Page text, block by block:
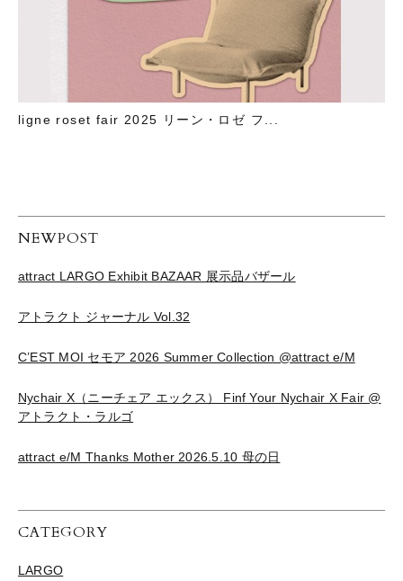
ligne roset fair 2025 リーン・ロゼ フ...
NEWPOST
attract LARGO Exhibit BAZAAR 展示品バザール
アトラクト ジャーナル Vol.32
C’EST MOI セモア 2026 Summer Collection @attract e/M
Nychair X（ニーチェア エックス） Finf Your Nychair X Fair @
アトラクト・ラルゴ
attract e/M Thanks Mother 2026.5.10 母の日
CATEGORY
LARGO